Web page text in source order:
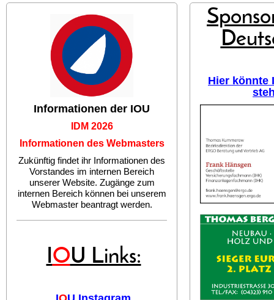
Informationen der IOU
IDM 2026
Informationen des Webmasters
Zukünftig findet ihr Informationen des
Vorstandes im internen Bereich
unserer Website. Zugänge zum
internen Bereich können bei unserem
Webmaster beantragt werden.
IOU Links:
Hier könnte